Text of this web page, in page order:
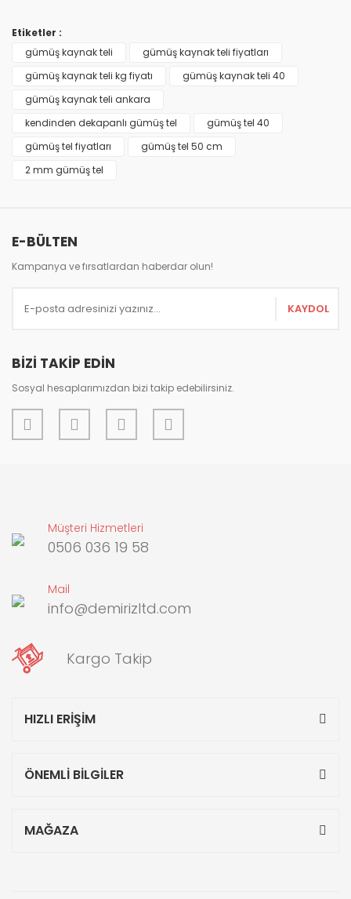
formunu kullanarak tarafımıza iletebilirsiniz.
Ürün resmi kalitesiz, bozuk veya görüntülenemiyor.
Ürün açıklamasında eksik bilgiler bulunuyor.
Ürün bilgilerinde hatalar bulunuyor.
Ürün fiyatı diğer sitelerden daha pahalı.
Bu ürüne benzer farklı alternatifler olmalı.
Gönder
Etiketler :
gümüş kaynak teli
gümüş kaynak teli fiyatları
gümüş kaynak teli kg fiyatı
gümüş kaynak teli 40
gümüş kaynak teli ankara
kendinden dekapanlı gümüş tel
gümüş tel 40
gümüş tel fiyatları
gümüş tel 50 cm
2 mm gümüş tel
E-BÜLTEN
Kampanya ve fırsatlardan haberdar olun!
KAYDOL
BİZİ TAKİP EDİN
Sosyal hesaplarımızdan bizi takip edebilirsiniz.
Müşteri Hizmetleri
0506 036 19 58
Mail
info@demirizltd.com
Kargo Takip
HIZLI ERİŞİM
ÖNEMLİ BİLGİLER
MAĞAZA